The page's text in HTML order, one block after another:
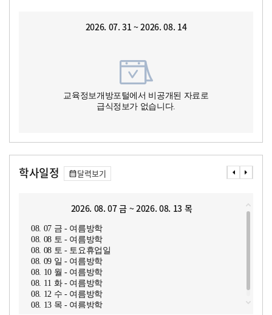
2026. 07. 31 ~ 2026. 08. 14
교육정보개방포털에서 비공개된 자료로
급식정보가 없습니다.
학사일정 달력보기
2026. 08. 07 금 ~ 2026. 08. 13 목
08. 07 금 - 여름방학
08. 08 토 - 여름방학
08. 08 토 - 토요휴업일
08. 09 일 - 여름방학
08. 10 월 - 여름방학
08. 11 화 - 여름방학
08. 12 수 - 여름방학
08. 13 목 - 여름방학